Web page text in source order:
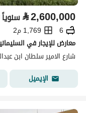
⃁2,600,000 سنوياً
6
1,769 م2
معارض للإيجار في
شارع الامير سلطان ابن
الإيميل